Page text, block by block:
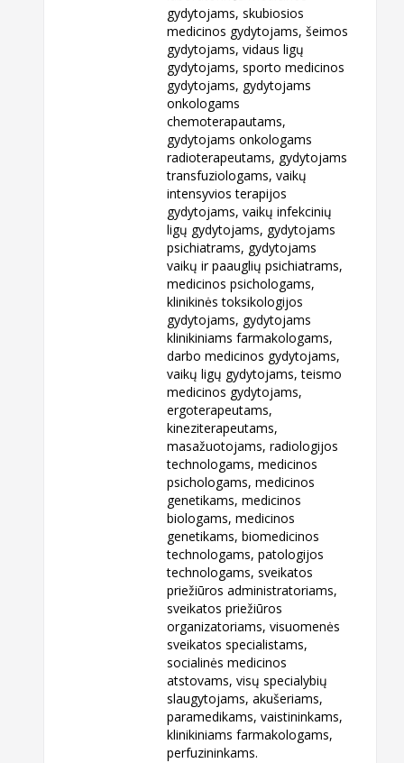
gydytojams, skubiosios
medicinos gydytojams, šeimos
gydytojams, vidaus ligų
gydytojams, sporto medicinos
gydytojams, gydytojams
onkologams
chemoterapautams,
gydytojams onkologams
radioterapeutams, gydytojams
transfuziologams, vaikų
intensyvios terapijos
gydytojams, vaikų infekcinių
ligų gydytojams, gydytojams
psichiatrams, gydytojams
vaikų ir paauglių psichiatrams,
medicinos psichologams,
klinikinės toksikologijos
gydytojams, gydytojams
klinikiniams farmakologams,
darbo medicinos gydytojams,
vaikų ligų gydytojams, teismo
medicinos gydytojams,
ergoterapeutams,
kineziterapeutams,
masažuotojams, radiologijos
technologams, medicinos
psichologams, medicinos
genetikams, medicinos
biologams, medicinos
genetikams, biomedicinos
technologams, patologijos
technologams, sveikatos
priežiūros administratoriams,
sveikatos priežiūros
organizatoriams, visuomenės
sveikatos specialistams,
socialinės medicinos
atstovams, visų specialybių
slaugytojams, akušeriams,
paramedikams, vaistininkams,
klinikiniams farmakologams,
perfuzininkams.